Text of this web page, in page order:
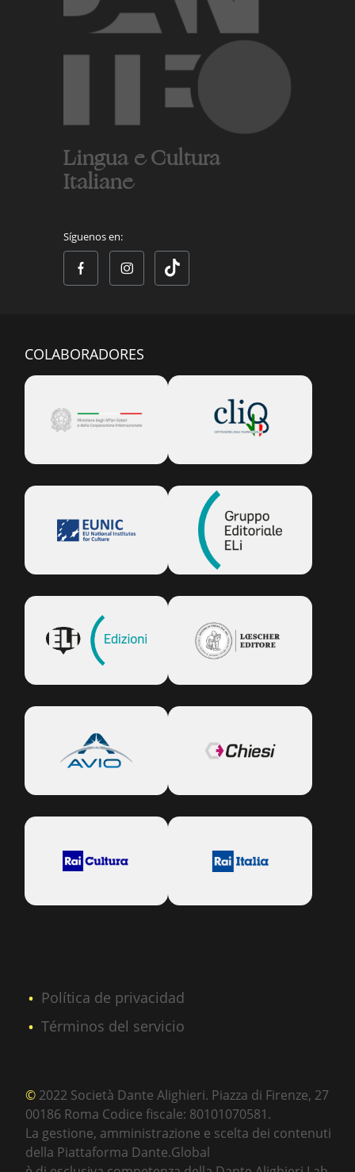
Lingua e Cultura
Italiane
Síguenos en:
COLABORADORES
Política de privacidad
Términos del servicio
© 2022 Società Dante Alighieri. Piazza di Firenze, 27
00186 Roma Codice fiscale: 80101070581.
La gestione, amministrazione e scelta dei contenuti
della Piattaforma Dante.Global